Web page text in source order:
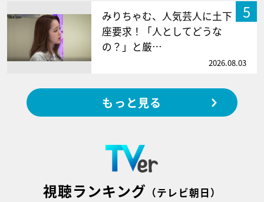
5
みりちゃむ、人気芸人に土下
座要求！「人としてどうな
の？」と厳…
2026.08.03
もっと見る
視聴ランキング （テレビ朝日）